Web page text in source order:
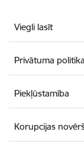
Viegli lasīt
Privātuma politika
Piekļūstamība
Korupcijas